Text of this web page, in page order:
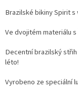
Brazilské bikiny Spirit
Ve dvojitém materiálu
Decentní brazilský
léto!
Vyrobeno ze speciální